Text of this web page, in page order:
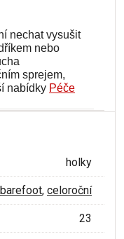
nechat vysušit
nebo
sprejem,
nabídky Péče
holky
barefoot, celoroční
23